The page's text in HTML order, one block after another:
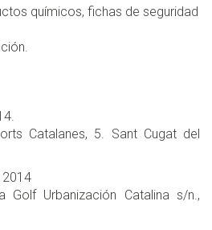
químicos, fichas de seguridad
Catalanes, 5. Sant Cugat del
2014
Golf Urbanización Catalina s/n.,